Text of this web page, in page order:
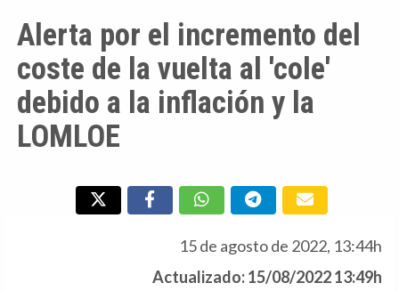
Alerta por el incremento del
coste de la vuelta al 'cole'
debido a la inflación y la
LOMLOE
15 de agosto de 2022, 13:44h
Actualizado: 15/08/2022 13:49h